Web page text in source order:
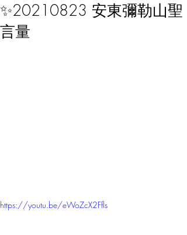
✨20210823 安東彌勒山聖
言量
https://youtu.be/eWoZcX2Ffls